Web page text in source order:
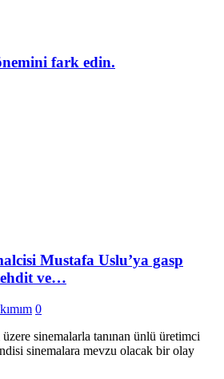
fark edin.
Mustafa Uslu’ya gasp
ve…
0
sinemalarla tanınan ünlü üretimci
sinemalara mevzu olacak bir olay